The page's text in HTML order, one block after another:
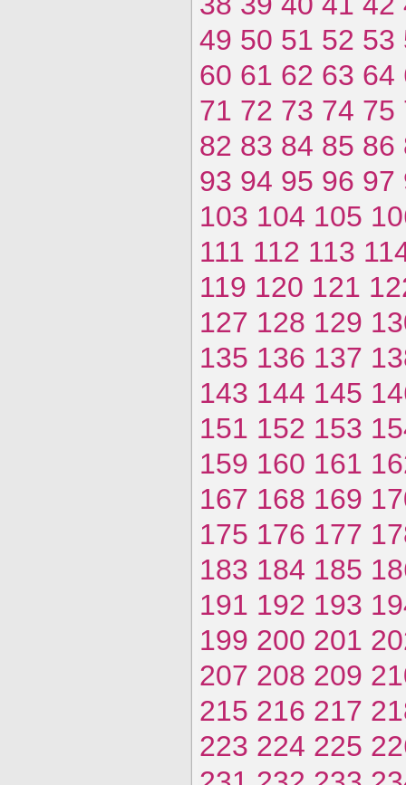
49 50 51 52 53
60 61 62 63 64
71 72 73 74 75
82 83 84 85 86
93 94 95 96 97
103 104 105
111 112 113
119 120 121
127 128 129
135 136 137
143 144 145
151 152 153
159 160 161
167 168 169
175 176 177
183 184 185
191 192 193
199 200 201
207 208 209
215 216 217
223 224 225